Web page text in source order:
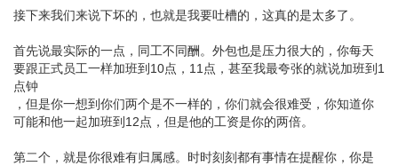
接下来我们来说下坏的，也就是我要吐槽的，这真的是太多了。
首先说最实际的一点，同工不同酬。外包也是压力很大的，你每天
要跟正式员工一样加班到10点，11点，甚至我最夸张的就说加班到1
点钟
，但是你一想到你们两个是不一样的，你们就会很难受，你知道你
可能和他一起加班到12点，但是他的工资是你的两倍。
第二个，就是你很难有归属感。时时刻刻都有事情在提醒你，你是